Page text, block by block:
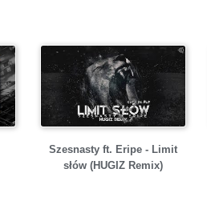
Szesnasty ft. Eripe - Limit
słów (HUGIZ Remix)